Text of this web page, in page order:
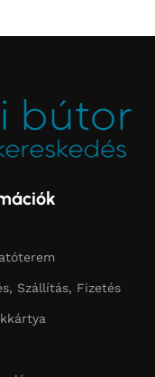
Szállítás, Fizetés